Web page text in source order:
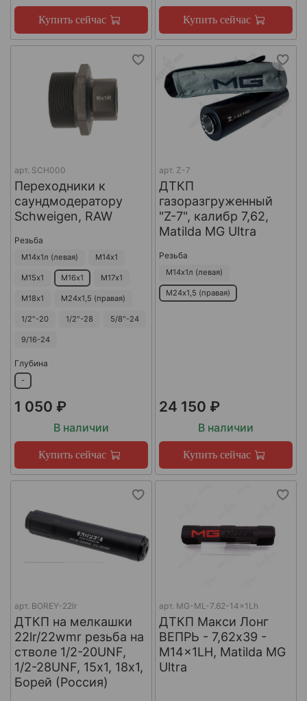
Купить сейчас Купить сейчас
арт. SCH000
Переходники к
саундмодератору
Schweigen, RAW
Резьба
М14х1л (левая) М14х1
М15х1 М16х1 М17х1
М18х1 М24х1,5 (правая)
1/2"-20 1/2"-28 5/8"-24
9/16-24
Глубина
-
1 050 ₽
В наличии
Купить сейчас
арт. Z-7
ДТКП
газоразгруженный
"Z-7", калибр 7,62,
Matilda MG Ultra
Резьба
М14х1л (левая)
М24х1,5 (правая)
24 150 ₽
В наличии
Купить сейчас
арт. BOREY-22lr
ДТКП на мелкашки
22lr/22wmr резьба на
стволе 1/2-20UNF,
1/2-28UNF, 15х1, 18х1,
Борей (Россия)
арт. MG-ML-7.62-14x1Lh
ДТКП Макси Лонг
ВЕПРЬ - 7,62x39 -
M14x1LH, Matilda MG
Ultra